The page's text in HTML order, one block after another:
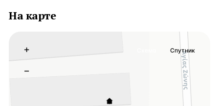
На карте
+
−
Спутник